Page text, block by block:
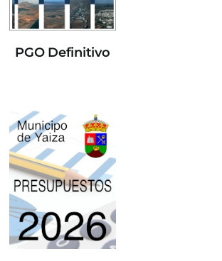
PGO Definitivo